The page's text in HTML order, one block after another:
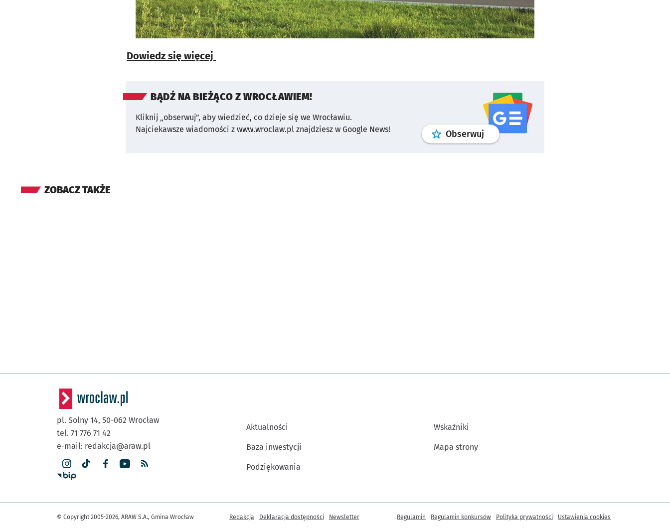
Dowiedz się więcej
BĄDŹ NA BIEŻĄCO Z WROCŁAWIEM!
Kliknij „obserwuj”, aby wiedzieć, co dzieje się we Wrocławiu.
Najciekawsze wiadomości z www.wroclaw.pl znajdziesz w Google News!
Obserwuj profilgoogle news
ZOBACZ TAKŻE
pl. Solny 14, 50-062 Wrocław
tel. 71 776 71 42
e-mail: redakcja@araw.pl
Aktualności
Baza inwestycji
Podziękowania
Wskaźniki
Mapa strony
© Copyright 2005-2026, ARAW S.A., Gmina Wrocław Inne informacje
Redakcja Deklaracja dostępności Newsletter Regulamin Regulamin konkursów Polityka prywatności Ustawienia cookies